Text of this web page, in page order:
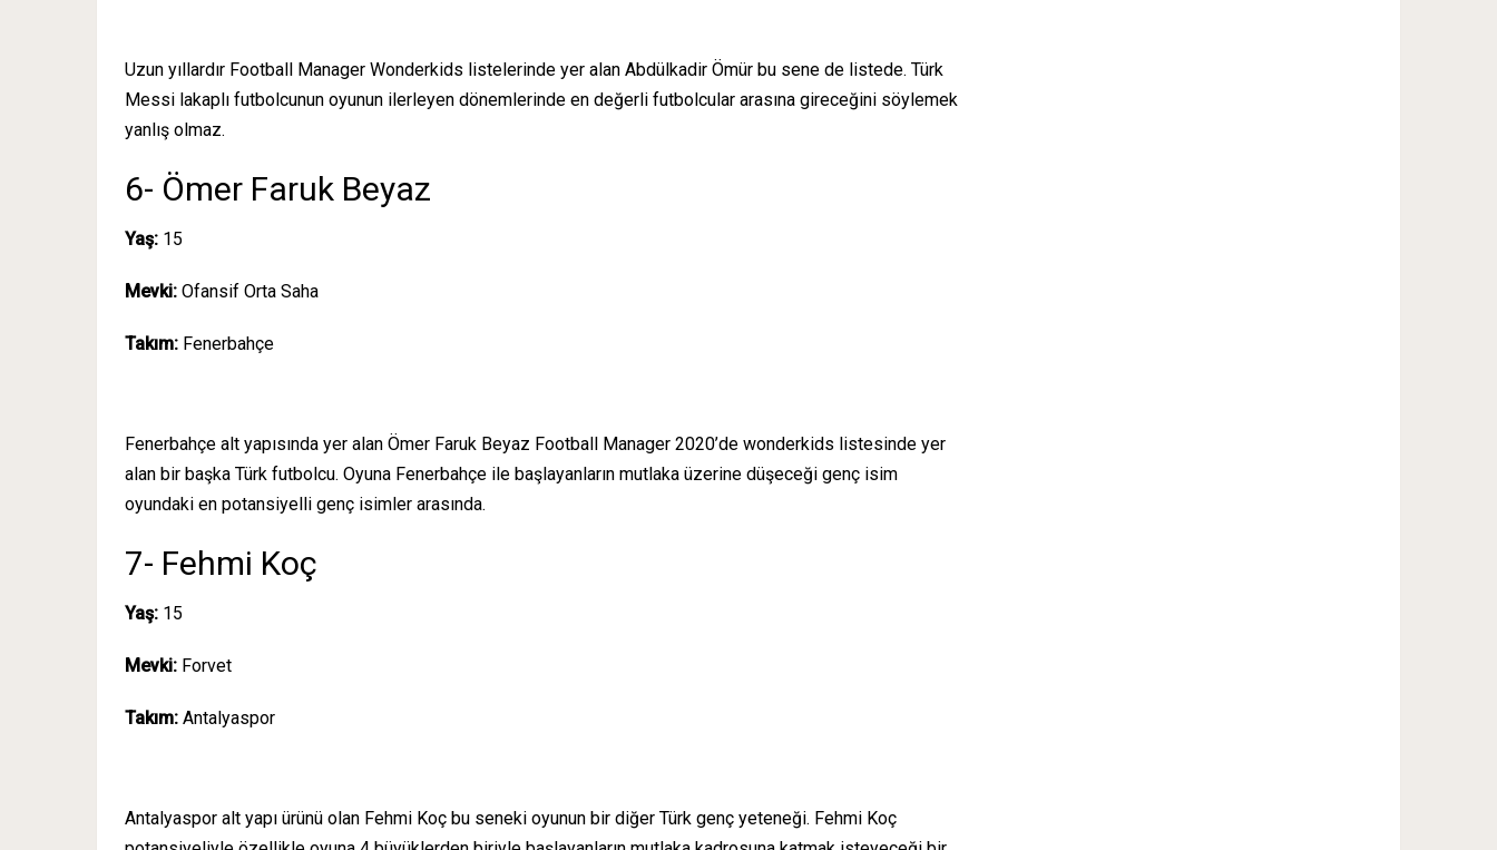
Uzun yıllardır Football Manager Wonderkids listelerinde yer alan Abdülkadir Ömür bu sene de listede. Türk
Messi lakaplı futbolcunun oyunun ilerleyen dönemlerinde en değerli futbolcular arasına gireceğini söylemek
yanlış olmaz.
6- Ömer Faruk Beyaz
Yaş: 15
Mevki: Ofansif Orta Saha
Takım: Fenerbahçe
Fenerbahçe alt yapısında yer alan Ömer Faruk Beyaz Football Manager 2020’de wonderkids listesinde yer
alan bir başka Türk futbolcu. Oyuna Fenerbahçe ile başlayanların mutlaka üzerine düşeceği genç isim
oyundaki en potansiyelli genç isimler arasında.
7- Fehmi Koç
Yaş: 15
Mevki: Forvet
Takım: Antalyaspor
Antalyaspor alt yapı ürünü olan Fehmi Koç bu seneki oyunun bir diğer Türk genç yeteneği. Fehmi Koç